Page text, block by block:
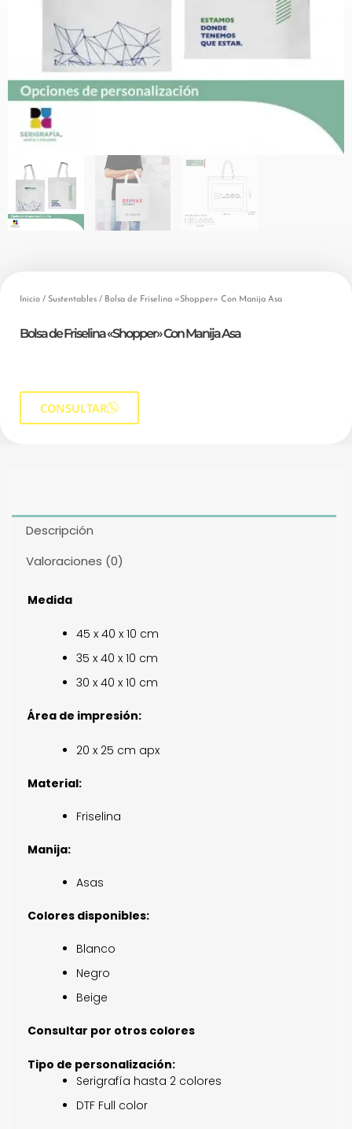
Inicio / Sustentables / Bolsa de Friselina «Shopper» Con Manija Asa
Bolsa de Friselina «Shopper» Con Manija Asa
CONSULTAR
Descripción
Valoraciones (0)
Medida
45 x 40 x 10 cm
35 x 40 x 10 cm
30 x 40 x 10 cm
Área de impresión:
20 x 25 cm apx
Material:
Friselina
Manija:
Asas
Colores disponibles:
Blanco
Negro
Beige
Consultar por otros colores
Tipo de personalización:
Serigrafía hasta 2 colores
DTF Full color